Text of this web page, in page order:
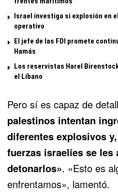
Israel investiga si explosión en
operativo
El jefe de las FDI promete
Hamás
Los reservistas Harel
el Líbano
Pero sí es capaz de
palestinos intentan
diferentes explosivos
fuerzas israelíes se les
detonarlos». «Esto es
enfrentamos», lamentó.